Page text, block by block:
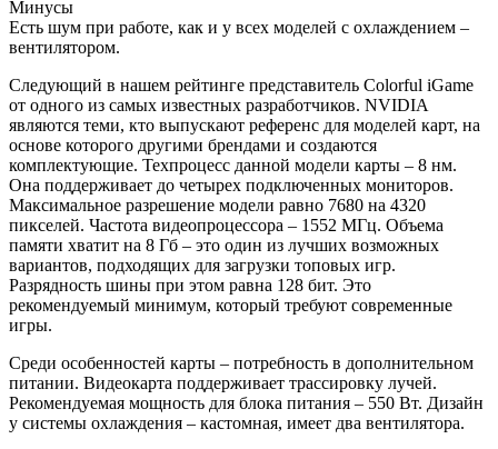
Минусы
Есть шум при работе, как и у всех моделей с охлаждением –
вентилятором.
Следующий в нашем рейтинге представитель Colorful iGame
от одного из самых известных разработчиков. NVIDIA
являются теми, кто выпускают референс для моделей карт, на
основе которого другими брендами и создаются
комплектующие. Техпроцесс данной модели карты – 8 нм.
Она поддерживает до четырех подключенных мониторов.
Максимальное разрешение модели равно 7680 на 4320
пикселей. Частота видеопроцессора – 1552 МГц. Объема
памяти хватит на 8 Гб – это один из лучших возможных
вариантов, подходящих для загрузки топовых игр.
Разрядность шины при этом равна 128 бит. Это
рекомендуемый минимум, который требуют современные
игры.
Среди особенностей карты – потребность в дополнительном
питании. Видеокарта поддерживает трассировку лучей.
Рекомендуемая мощность для блока питания – 550 Вт. Дизайн
у системы охлаждения – кастомная, имеет два вентилятора.